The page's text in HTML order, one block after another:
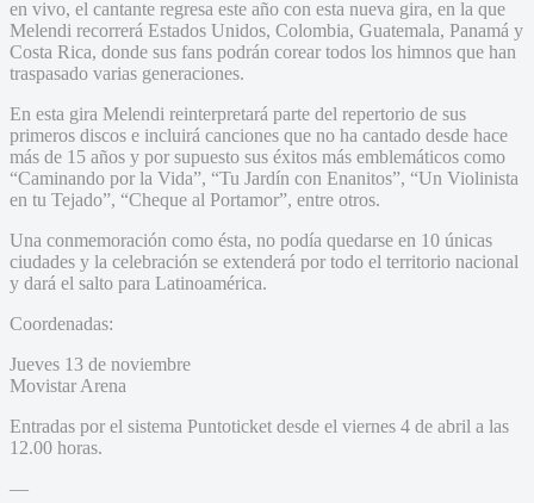
en vivo, el cantante regresa este año con esta nueva gira, en la que
Melendi recorrerá Estados Unidos, Colombia, Guatemala, Panamá y
Costa Rica, donde sus fans podrán corear todos los himnos que han
traspasado varias generaciones.
En esta gira Melendi reinterpretará parte del repertorio de sus
primeros discos e incluirá canciones que no ha cantado desde hace
más de 15 años y por supuesto sus éxitos más emblemáticos como
“Caminando por la Vida”, “Tu Jardín con Enanitos”, “Un Violinista
en tu Tejado”, “Cheque al Portamor”, entre otros.
Una conmemoración como ésta, no podía quedarse en 10 únicas
ciudades y la celebración se extenderá por todo el territorio nacional
y dará el salto para Latinoamérica.
Coordenadas:
Jueves 13 de noviembre
Movistar Arena
Entradas por el sistema Puntoticket desde el viernes 4 de abril a las
12.00 horas.
—